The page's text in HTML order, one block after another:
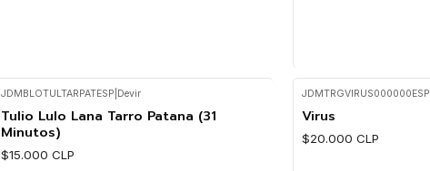
JDMBLOTULTARPATESP Devir
Tulio Lulo Lana Tarro Patana (31
Minutos)
$15.000 CLP
JDMTRGVIRUS000000ESP
Virus
$20.000 CLP